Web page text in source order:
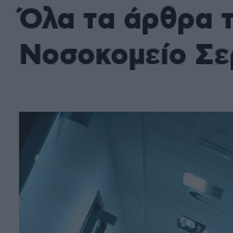
Όλα τα άρθρα
Νοσοκομείο